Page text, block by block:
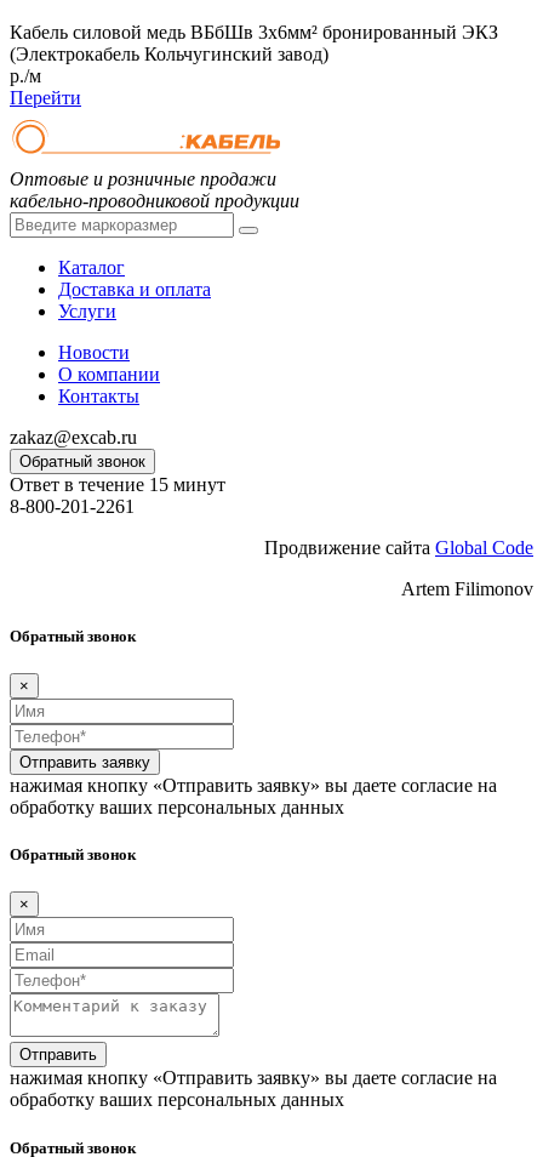
Кабель силовой медь ВБбШв 3x6мм² бронированный ЭКЗ
(Электрокабель Кольчугинский завод)
р./м
Перейти
Оптовые и розничные продажи
кабельно-проводниковой продукции
Каталог
Доставка и оплата
Услуги
Новости
О компании
Контакты
zakaz@excab.ru
Обратный звонок
Ответ в течение 15 минут
8-800-201-2261
Продвижение сайта Global Code
Artem Filimonov
Обратный звонок
×
Отправить заявку
нажимая кнопку «Отправить заявку» вы даете согласие на
обработку ваших персональных данных
Обратный звонок
×
Отправить
нажимая кнопку «Отправить заявку» вы даете согласие на
обработку ваших персональных данных
Обратный звонок